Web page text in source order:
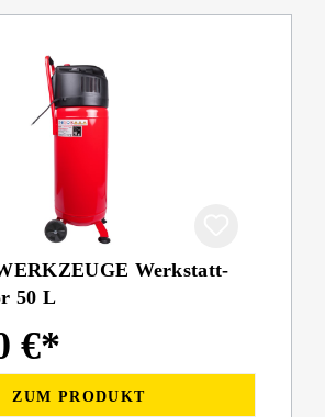
Werkstatt-
50 L
€*
ZUM PRODUKT